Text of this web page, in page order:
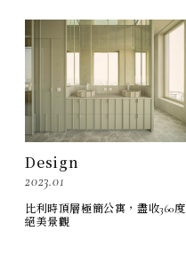
Design
2023.01
比利時頂層極簡公寓，盡收360度
絕美景觀